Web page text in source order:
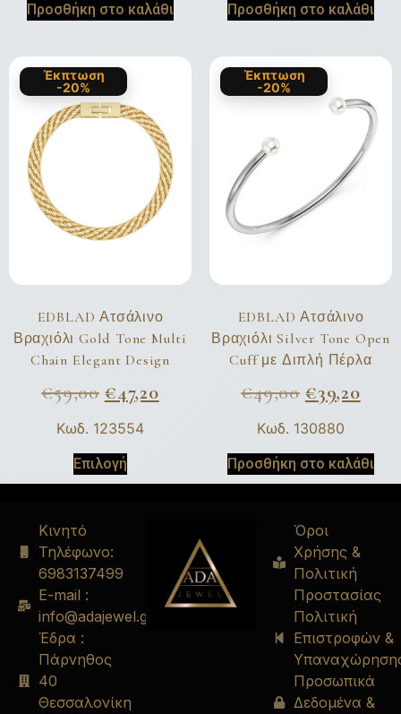
Προσθήκη στο καλάθι Προσθήκη στο καλάθι
Έκπτωση
-20%
EDBLAD Ατσάλινο
Βραχιόλι Gold Tone Multi
Chain Elegant Design
€59,00 €47,20
Κωδ. 123554
Επιλογή
Έκπτωση
-20%
EDBLAD Ατσάλινο
Βραχιόλι Silver Tone Open
Cuff με Διπλή Πέρλα
€49,00 €39,20
Κωδ. 130880
Προσθήκη στο καλάθι
Κινητό
Τηλέφωνο:
6983137499
E-mail :
info@adajewel.gr
Έδρα :
Πάρνηθος
40
Θεσσαλονίκη
Όροι
Χρήσης &
Πολιτική
Προστασίας
Πολιτική
Επιστροφών &
Προσωπικά
Δεδομένα &